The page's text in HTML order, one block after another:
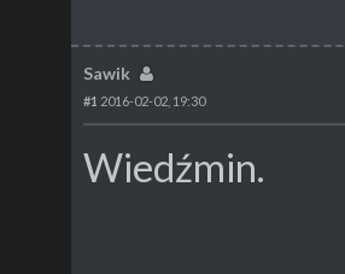
Sawik
#1 2016-02-02, 19:30
Wiedźmin.